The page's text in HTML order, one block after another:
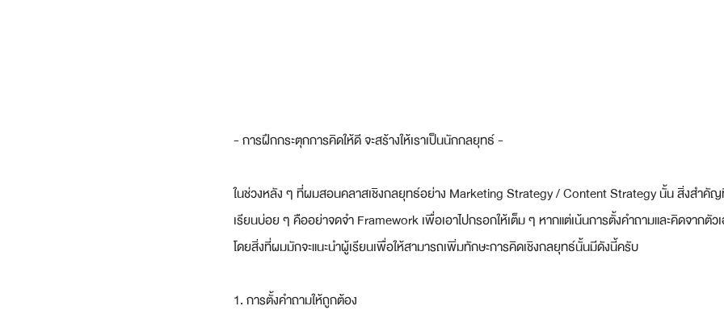
- การฝึกกระตุกการคิดให้ดี จะสร้างให้เราเป็นนักกลยุทธ์ -
ในช่วงหลัง ๆ ที่ผมสอนคลาสเชิงกลยุทธ์อย่าง Marketing Strategy / Content Strategy นั้น สิ่งสำ
เรียนบ่อย ๆ คืออย่าจดจำ Framework เพื่อเอาไปกรอกให้เต็ม ๆ หากแต่เน้นการตั้งคำถามและคิดจากตั
โดยสิ่งที่ผมมักจะแนะนำผู้เรียนเพื่อให้สามารถเพิ่มทักษะการคิดเชิงกลยุทธ์นั้นมีดังนี้ครับ
1. การตั้งคำถามให้ถูกต้อง